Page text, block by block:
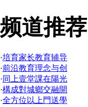
频道推荐
·培育家长教育辅导
·前沿教育理念与创
·同上壹堂課在陽光
·構成對城鄉交融開
·全方位以上門送學